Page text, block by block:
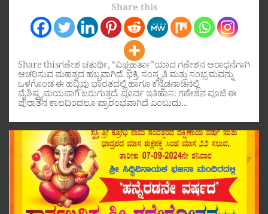
Share this
Share thisಗಣೇಶ ಚತುರ್ಥಿ, “ವಿಘ್ನಹರ್ತಾ”ಯಾದ ಗಣೇಶನ ಆರಾಧನೆಗಾಗಿ
ಆಚರಿಸುವ ಮಹತ್ವದ ಹಬ್ಬವಾಗಿದೆ. ಭಕ್ತಿ, ಸಂಸ್ಕೃತಿ ಮತ್ತು ಸಂಭ್ರಮವನ್ನು
ಒಳಗೊಂಡ ಈ ಹಬ್ಬವು ಭಾರತದಲ್ಲಿ ಹಾಗೂ ಕನ್ನಡನಾಡಿನಲ್ಲಿ
ವೈಶಿಷ್ಟ್ಯಮಯವಾಗಿ ಜರುಗುತ್ತದೆ. ಪೂರ್ವ ಇತಿಹಾಸ: ಗಣೇಶನ ಪೂಜೆ ಈ
ಪುರಾತನ ಕಾಲದಿಂದಲೂ ಪ್ರಾರಂಭವಾಗಿದೆ ಎಂಬುದು…